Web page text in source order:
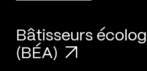
Bâtisseurs
(BÉA)